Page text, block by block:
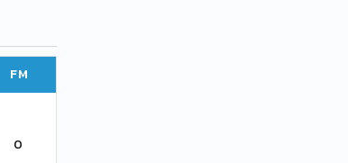
FM
0